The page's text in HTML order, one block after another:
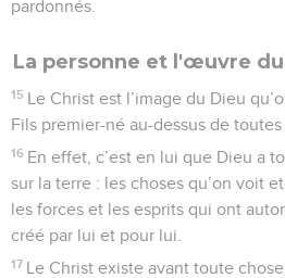
pardonnés.
La personne et l'œuvre
15 Le Christ est l’image du Dieu
Fils premier-né au-dessus de toutes
16 En effet, c’est en lui que Dieu a
sur la terre : les choses qu’on voit
les forces et les esprits qui ont
créé par lui et pour lui.
17 Le Christ existe avant toute